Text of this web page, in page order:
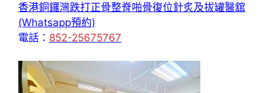
香港銅鑼灣跌打正骨整脊啪骨復位針炙及拔罐醫舘
(Whatsapp預約)
電話： 852-25675767